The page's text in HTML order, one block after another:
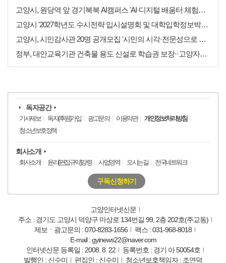
고양시, 원당역 앞 경기북북 AI캠퍼스 'AI·디지털 배움터 체험존' 12월까지 운영
고양시 '2027학년도 수시전략 입시설명회 및 대학입학정보박람회' 8일 개최
고양시, 시민감사관 20명 공개모집 '시민의 시각·전문성으로 감사행정 제고'
정부, 대안교육기관 건축물 용도 신설로 학습권 보장··고양자유학교 문제 해소
독자공간
기사제보 독자(후원)가입 광고문의 이용약관
개인정보처리방침
청소년보호정책
회사소개
회사소개 윤리(편집규약)강령 사업영역 오시는길 전국네트워크
구독신청하기
고양인터넷신문
주소 : 경기도 고양시 덕양구 마상로 134번길 99, 2층 202호(주교동)
제보ㆍ광고문의 : 070-8283-1656
팩스 : 031-968-8018
E-mail : gyinews22@naver.com
인터넷신문 등록일 : 2008. 8. 22
등록번호 : 경기 아 50054호
발행인 : 신수미
편집인 : 신수미 청소년보호책임자 : 조연덕